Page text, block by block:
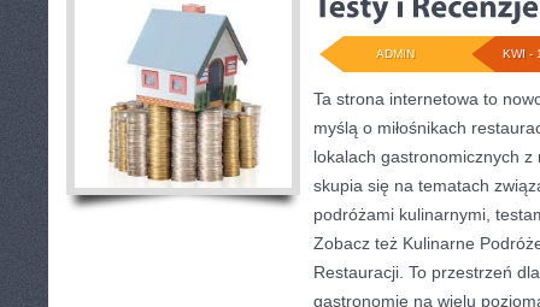
KWI -
ADMIN
Ta strona internetowa to
myślą o miłośnikach
lokalach gastronomicznych z
skupia się na tematach
podróżami kulinarnymi,
Zobacz też Kulinarne
Restauracji. To przestrzeń
gastronomię na wielu